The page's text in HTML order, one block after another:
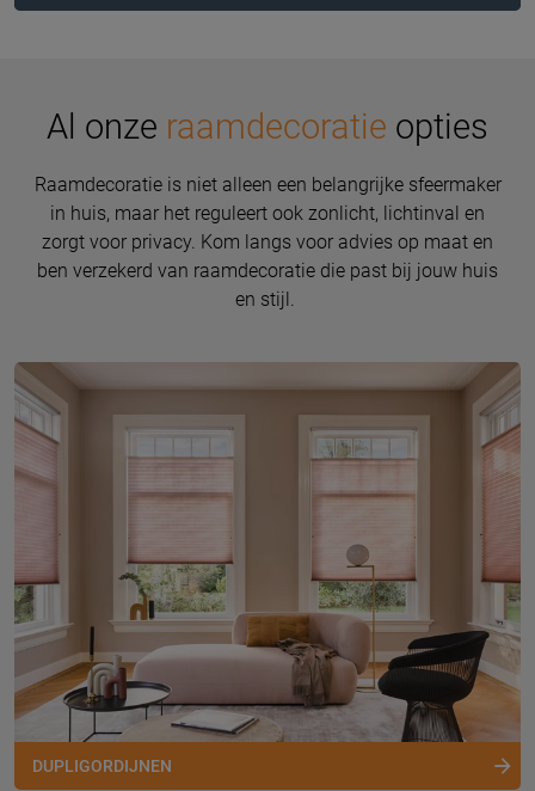
Al onze raamdecoratie opties
Raamdecoratie is niet alleen een belangrijke sfeermaker
in huis, maar het reguleert ook zonlicht, lichtinval en
zorgt voor privacy. Kom langs voor advies op maat en
ben verzekerd van raamdecoratie die past bij jouw huis
en stijl.
DUPLIGORDIJNEN